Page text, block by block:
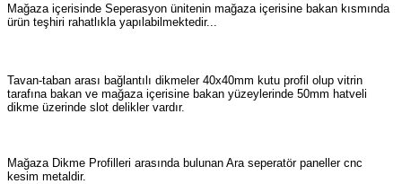
Mağaza içerisinde Seperasyon ünitenin mağaza içerisine bakan kısmında
ürün teşhiri rahatlıkla yapılabilmektedir...
Tavan-taban arası bağlantılı dikmeler 40x40mm kutu profil olup vitrin
tarafına bakan ve mağaza içerisine bakan yüzeylerinde 50mm hatveli
dikme üzerinde slot delikler vardır.
Mağaza Dikme Profilleri arasında bulunan Ara seperatör paneller cnc
kesim metaldir.